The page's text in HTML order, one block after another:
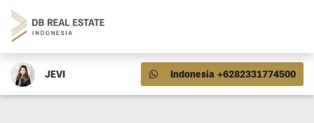
JEVI Indonesia +6282331774500